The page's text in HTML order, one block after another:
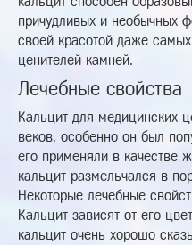
причудливых и необычных
своей красотой даже
ценителей камней.
Лечебные свойства
Кальцит для медицинских
веков, особенно он был
его применяли в качестве
кальцит размельчался в
Некоторые лечебные
Кальцит зависят от его
кальцит очень хорошо